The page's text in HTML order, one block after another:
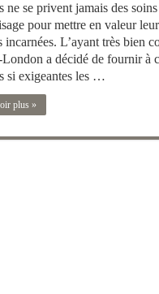
ne se privent jamais des
pour mettre en valeur
incarnées. L’ayant très bien
a décidé de fournir à
si exigeantes les …
plus »